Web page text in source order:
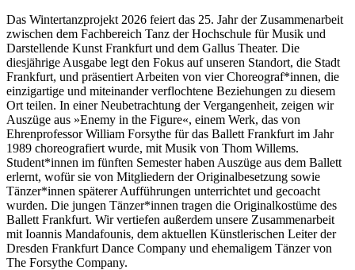
Das Wintertanzprojekt 2026 feiert das 25. Jahr der Zusammenarbeit
zwischen dem Fachbereich Tanz der Hochschule für Musik und
Darstellende Kunst Frankfurt und dem Gallus Theater. Die
diesjährige Ausgabe legt den Fokus auf unseren Standort, die Stadt
Frankfurt, und präsentiert Arbeiten von vier Choreograf*innen, die
einzigartige und miteinander verflochtene Beziehungen zu diesem
Ort teilen. In einer Neubetrachtung der Vergangenheit, zeigen wir
Auszüge aus »Enemy in the Figure«, einem Werk, das von
Ehrenprofessor William Forsythe für das Ballett Frankfurt im Jahr
1989 choreografiert wurde, mit Musik von Thom Willems.
Student*innen im fünften Semester haben Auszüge aus dem Ballett
erlernt, wofür sie von Mitgliedern der Originalbesetzung sowie
Tänzer*innen späterer Aufführungen unterrichtet und gecoacht
wurden. Die jungen Tänzer*innen tragen die Originalkostüme des
Ballett Frankfurt. Wir vertiefen außerdem unsere Zusammenarbeit
mit Ioannis Mandafounis, dem aktuellen Künstlerischen Leiter der
Dresden Frankfurt Dance Company und ehemaligem Tänzer von
The Forsythe Company.